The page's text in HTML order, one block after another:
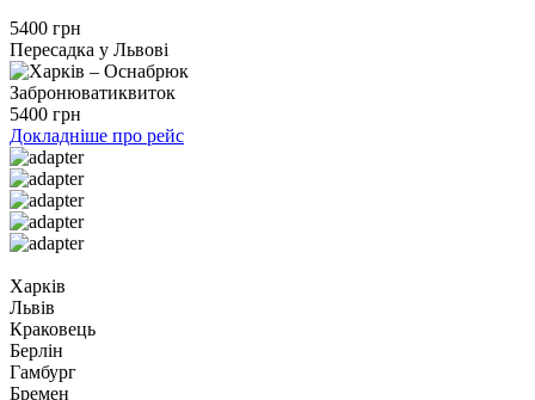
5400 грн
Пересадка у Львові
Забронюватиквиток
5400 грн
Докладніше про рейс
Харків
Львів
Краковець
Берлін
Гамбург
Бремен